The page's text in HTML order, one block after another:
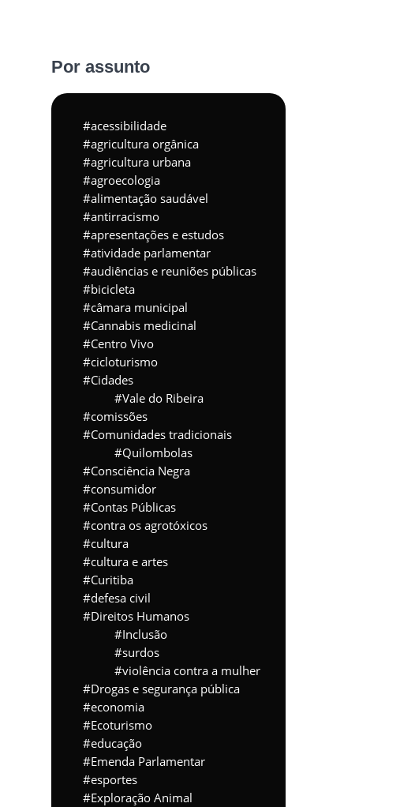
Por assunto
acessibilidade
agricultura orgânica
agricultura urbana
agroecologia
alimentação saudável
antirracismo
apresentações e estudos
atividade parlamentar
audiências e reuniões públicas
bicicleta
câmara municipal
Cannabis medicinal
Centro Vivo
cicloturismo
Cidades
Vale do Ribeira
comissões
Comunidades tradicionais
Quilombolas
Consciência Negra
consumidor
Contas Públicas
contra os agrotóxicos
cultura
cultura e artes
Curitiba
defesa civil
Direitos Humanos
Inclusão
surdos
violência contra a mulher
Drogas e segurança pública
economia
Ecoturismo
educação
Emenda Parlamentar
esportes
Exploração Animal